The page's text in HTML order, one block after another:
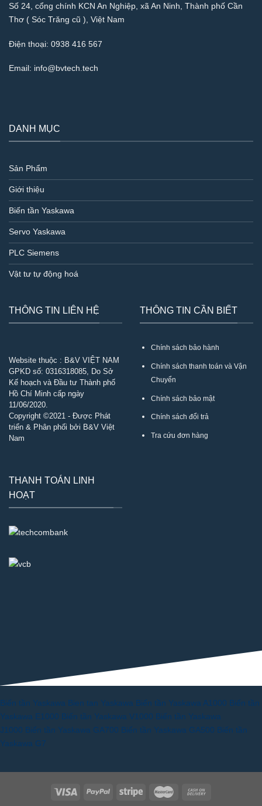
Số 24, cổng chính KCN An Nghiệp, xã An Ninh, Thành phố Cần
Thơ ( Sóc Trăng cũ ), Việt Nam
Điện thoại: 0938 416 567
Email: info@bvtech.tech
DANH MỤC
Sản Phẩm
Giới thiệu
Biến tần Yaskawa
Servo Yaskawa
PLC Siemens
Vật tư tự động hoá
THÔNG TIN LIÊN HỆ
Website thuộc : B&V VIỆT NAM
GPKD số: 0316318085, Do Sở
Kế hoạch và Đầu tư Thành phố
Hồ Chí Minh cấp ngày
11/06/2020.
Copyright ©2021 - Được Phát
triển & Phân phối bởi B&V Việt
Nam
THÔNG TIN CẦN BIẾT
Chính sách bảo hành
Chính sách thanh toán và Vận
Chuyển
Chính sách bảo mật
Chính sách đổi trả
Tra cứu đơn hàng
THANH TOÁN LINH
HOẠT
Biến tần Yaskawa Bien tan Yaskawa Biến tần Yaskawa A1000 Biến tần
Yaskawa E1000 Biến tần Yaskawa V1000 Biến tần Yaskawa
J1000 Biến tần Yaskawa GA700 Biến tần Yaskawa GA500 Biến tần
Yaskawa G7